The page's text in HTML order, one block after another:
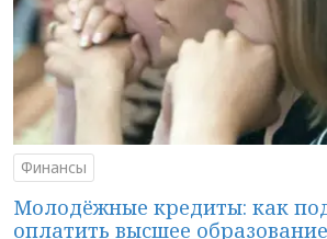
Финансы
Молодёжные кредиты: как
оплатить высшее